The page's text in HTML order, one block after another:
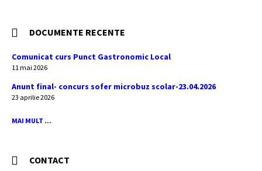
DOCUMENTE RECENTE
Comunicat curs Punct Gastronomic Local
11 mai 2026
Anunt final- concurs sofer microbuz scolar-23.04.2026
23 aprilie 2026
MAI MULT ...
CONTACT